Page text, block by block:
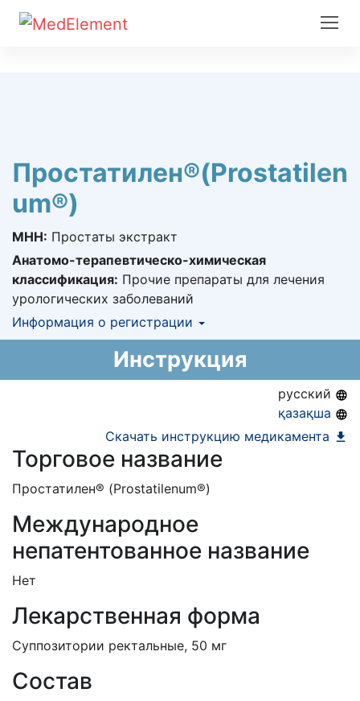
Простатилен®(Prostatilen
um®)
МНН: Простаты экстракт
Анатомо-терапевтическо-химическая
классификация: Прочие препараты для лечения
урологических заболеваний
Информация о регистрации
Информация о регистрации в РК:27.07.2020 -
Инструкция
русский
қазақша
Скачать инструкцию медикамента
Торговое название
Простатилен® (Prostatilenum®)
Международное
непатентованное название
Нет
Лекарственная форма
Суппозитории ректальные, 50 мг
Состав